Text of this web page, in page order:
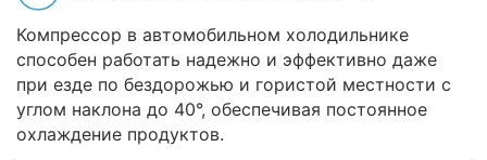
Компрессор в автомобильном холодильнике
способен работать надежно и эффективно даже
при езде по бездорожью и гористой местности с
углом наклона до 40°, обеспечивая постоянное
охлаждение продуктов.